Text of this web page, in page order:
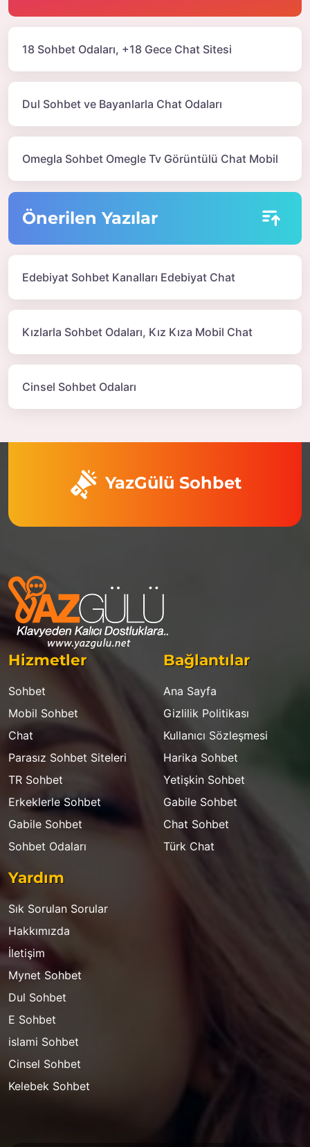
18 Sohbet Odaları, +18 Gece Chat Sitesi
Dul Sohbet ve Bayanlarla Chat Odaları
Omegla Sohbet Omegle Tv Görüntülü Chat Mobil
Önerilen Yazılar
Edebiyat Sohbet Kanalları Edebiyat Chat
Kızlarla Sohbet Odaları, Kız Kıza Mobil Chat
Cinsel Sohbet Odaları
YazGülü Sohbet
Hizmetler
Sohbet
Mobil Sohbet
Chat
Parasız Sohbet Siteleri
TR Sohbet
Erkeklerle Sohbet
Gabile Sohbet
Sohbet Odaları
Bağlantılar
Ana Sayfa
Gizlilik Politikası
Kullanıcı Sözleşmesi
Harika Sohbet
Yetişkin Sohbet
Gabile Sohbet
Chat Sohbet
Türk Chat
Yardım
Sık Sorulan Sorular
Hakkımızda
İletişim
Mynet Sohbet
Dul Sohbet
E Sohbet
islami Sohbet
Cinsel Sohbet
Kelebek Sohbet